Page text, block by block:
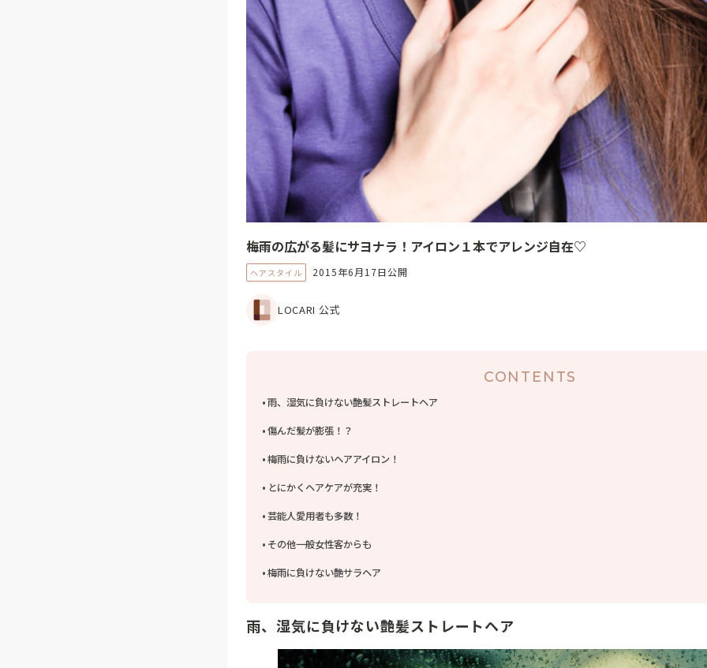
梅雨の広がる髪にサヨナラ！アイロン１本でアレンジ自在♡
ヘアスタイル 2015年6月17日公開
LOCARI 公式
CONTENTS
雨、湿気に負けない艶髪ストレートヘア
傷んだ髪が膨張！？
梅雨に負けないヘアアイロン！
とにかくヘアケアが充実！
芸能人愛用者も多数！
その他一般女性客からも
梅雨に負けない艶サラヘア
雨、湿気に負けない艶髪ストレートヘア